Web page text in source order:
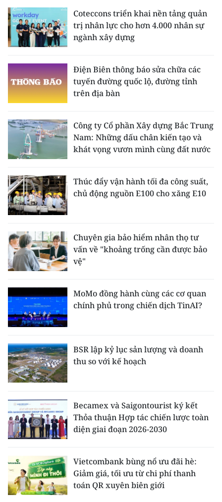
Coteccons triển khai nền tảng quản
trị nhân lực cho hơn 4.000 nhân sự
ngành xây dựng
Điện Biên thông báo sửa chữa các
tuyến đường quốc lộ, đường tỉnh
trên địa bàn
Công ty Cổ phần Xây dựng Bắc Trung
Nam: Những dấu chân kiến tạo và
khát vọng vươn mình cùng đất nước
Thúc đẩy vận hành tối đa công suất,
chủ động nguồn E100 cho xăng E10
Chuyên gia bảo hiểm nhân thọ tư
vấn về "khoảng trống cần được bảo
vệ"
MoMo đồng hành cùng các cơ quan
chính phủ trong chiến dịch TinAI?
BSR lập kỷ lục sản lượng và doanh
thu so với kế hoạch
Becamex và Saigontourist ký kết
Thỏa thuận Hợp tác chiến lược toàn
diện giai đoạn 2026-2030
Vietcombank bùng nổ ưu đãi hè:
Giảm giá, tối ưu từ chi phí thanh
toán QR xuyên biên giới